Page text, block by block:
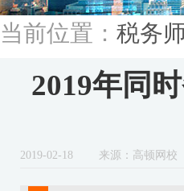
当前位置： 税务
2019年同
2019-02-18 来源：高顿网校